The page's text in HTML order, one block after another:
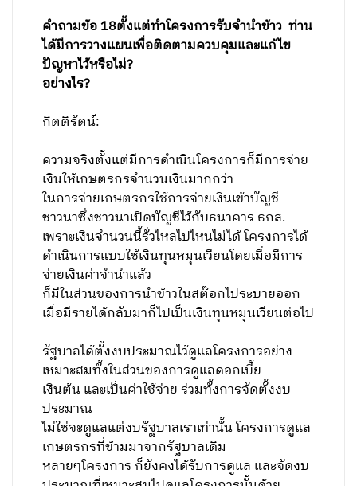
คำถามข้อ18ตั้งแต่ทำโครงการรับจำนำข้าว ท่าน
ได้มีการวางแผนเพื่อติดตามควบคุมและแก้ไข
ปัญหาไว้หรือไม่?
อย่างไร?
กิตติรัตน์:
ความจริงตั้งแต่มีการดำเนินโครงการก็มีการจ่าย
เงินให้เกษตรกรจำนวนเงินมากกว่า
ในการจ่ายเกษตรกรใช้การจ่ายเงินเข้าบัญชี
ชาวนาซึ่งชาวนาเปิดบัญชีไว้กับธนาคาร ธกส.
เพราะเงินจำนวนนี้รั่วไหลไปไหนไม่ได้ โครงการได้
ดำเนินการแบบใช้เงินทุนหมุนเวียนโดยเมื่อมีการ
จ่ายเงินค่าจำนำแล้ว
ก็มีในส่วนของการนำข้าวในสต๊อกไประบายออก
เมื่อมีรายได้กลับมาก็ไปเป็นเงินทุนหมุนเวียนต่อไป
รัฐบาลได้ตั้งงบประมาณไว้ดูแลโครงการอย่าง
เหมาะสมทั้งในส่วนของการดูแลดอกเบี้ย
เงินต้น และเป็นค่าใช้จ่าย ร่วมทั้งการจัดตั้งงบ
ประมาณ
ไม่ใช่จะดูแลแต่งบรัฐบาลเราเท่านั้น โครงการดูแล
เกษตรกรที่ข้ามมาจากรัฐบาลเดิม
หลายๆโครงการ ก็ยังคงได้รับการดูแล และจัดงบ